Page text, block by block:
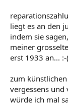
liegt es an den
indem sie
meiner
erst 1933 an... :-
zum
vergessens
würde ich mal